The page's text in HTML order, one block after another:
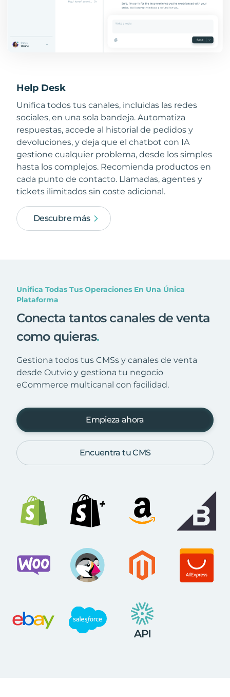
Help Desk
Unifica todos tus canales, incluidas las redes
sociales, en una sola bandeja. Automatiza
respuestas, accede al historial de pedidos y
devoluciones, y deja que el chatbot con IA
gestione cualquier problema, desde los simples
hasta los complejos. Recomienda productos en
cada punto de contacto. Llamadas, agentes y
tickets ilimitados sin coste adicional.
Descubre más
Unifica Todas Tus Operaciones En Una Única
Plataforma
Conecta tantos canales de venta
como quieras.
Gestiona todos tus CMSs y canales de venta
desde Outvio y gestiona tu negocio
eCommerce multicanal con facilidad.
Empieza ahora
Encuentra tu CMS